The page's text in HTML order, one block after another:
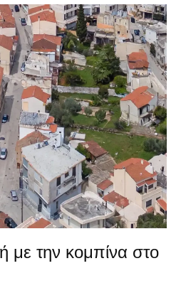
με την κομπίνα στο